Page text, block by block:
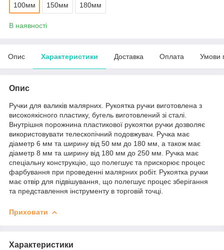
100мм 150мм 180мм
В наявності
Опис Характеристики Доставка Оплата Умови
Опис
Ручки для валиків малярних. Рукоятка ручки виготовлена з
високоякісного пластику, бугель виготовлений зі сталі.
Внутрішня порожнина пластикової рукоятки ручки дозволяє
використовувати телескопічний подовжувач. Ручка має
діаметр 6 мм та ширину від 50 мм до 180 мм, а також має
діаметр 8 мм та ширину від 180 мм до 250 мм. Ручка має
спеціальну конструкцію, що полегшує та прискорює процес
фарбування при проведенні малярних робіт. Рукоятка ручки
має отвір для підвішування, що полегшує процес зберігання
та представлення інструменту в торговій точці.
Приховати
Характеристики